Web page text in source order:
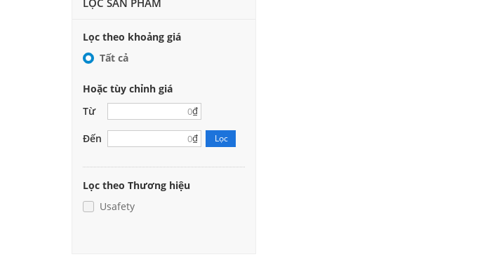
LỌC SẢN PHẨM
Lọc theo khoảng giá
Tất cả
Hoặc tùy chỉnh giá
Từ
₫
Đến ₫ Lọc
Lọc theo Thương hiệu
Usafety